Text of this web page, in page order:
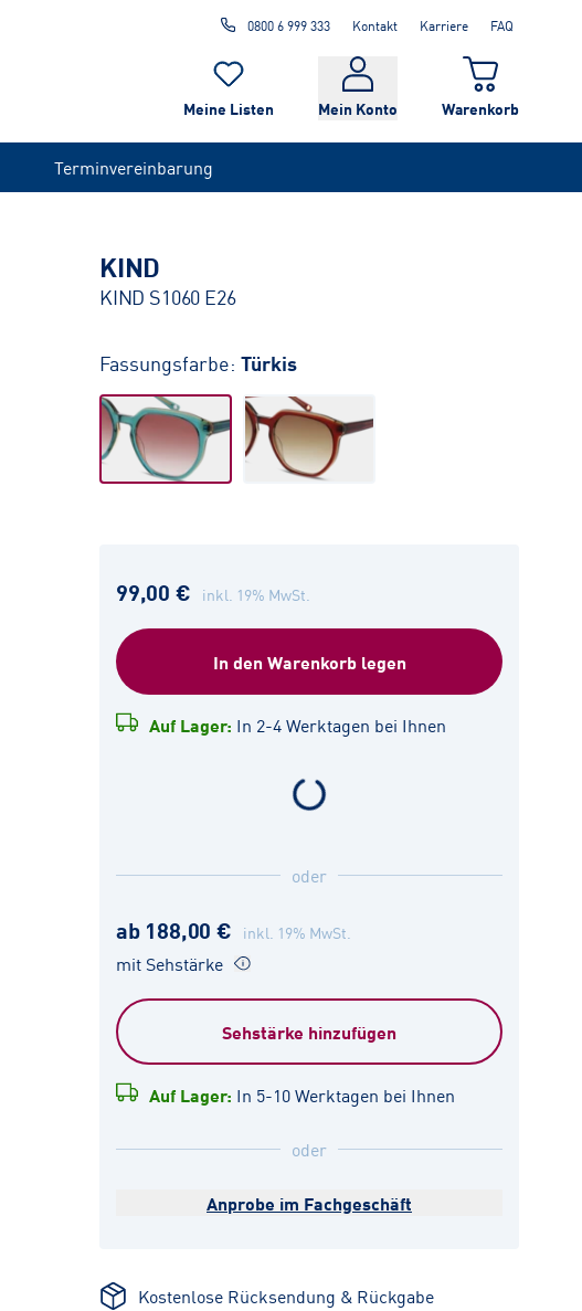
0800 6 999 333 Kontakt Karriere FAQ
Meine Listen Mein Konto Warenkorb
Terminvereinbarung
KIND
KIND S1060 E26
Fassungsfarbe: Türkis
99,00 € inkl. 19% MwSt.
In den Warenkorb legen
Auf Lager: In 2-4 Werktagen bei Ihnen
oder
ab 188,00 € inkl. 19% MwSt.
mit Sehstärke
Sehstärke hinzufügen
Auf Lager: In 5-10 Werktagen bei Ihnen
oder
Anprobe im Fachgeschäft
Kostenlose Rücksendung & Rückgabe